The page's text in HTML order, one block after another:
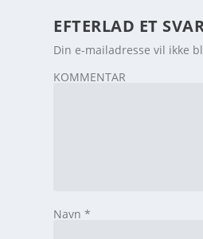
EFTERLAD ET
Din e-mailadresse vil ikke
KOMMENTAR
Navn*